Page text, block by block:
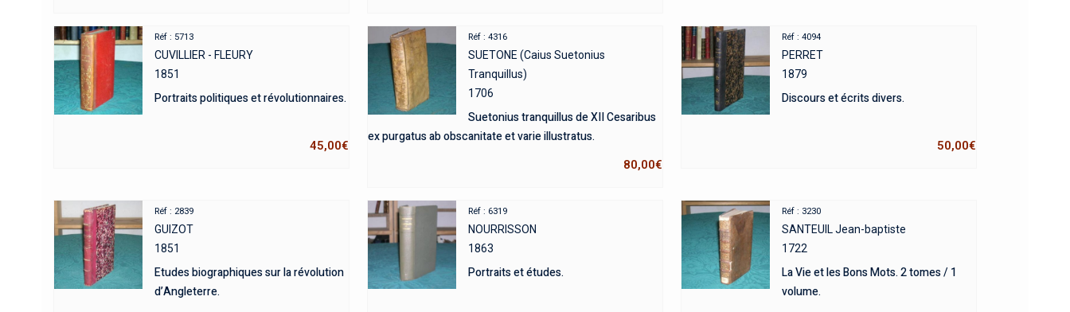
Réf : 5713
CUVILLIER - FLEURY
1851
Portraits politiques et révolutionnaires.
45,00€
Réf : 4316
SUETONE (Caius Suetonius
Tranquillus)
1706
Suetonius tranquillus de XII Cesaribus
ex purgatus ab obscanitate et varie illustratus.
80,00€
Réf : 4094
PERRET
1879
Discours et écrits divers.
50,00€
Réf : 2839
GUIZOT
1851
Etudes biographiques sur la révolution
d’Angleterre.
Réf : 6319
NOURRISSON
1863
Portraits et études.
Réf : 3230
SANTEUIL Jean-baptiste
1722
La Vie et les Bons Mots. 2 tomes / 1
volume.